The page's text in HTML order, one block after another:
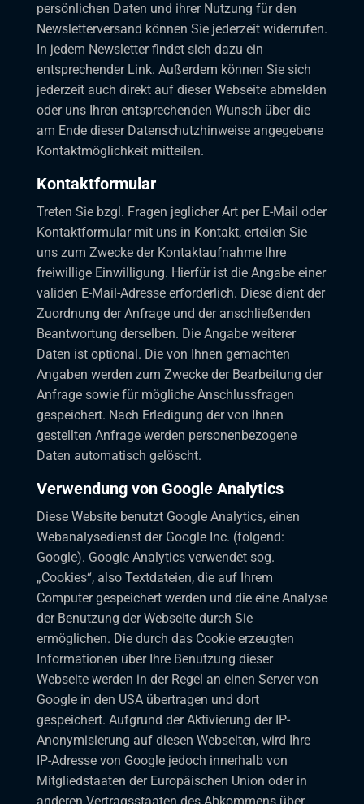
persönlichen Daten und ihrer Nutzung für den
Newsletterversand können Sie jederzeit widerrufen.
In jedem Newsletter findet sich dazu ein
entsprechender Link. Außerdem können Sie sich
jederzeit auch direkt auf dieser Webseite abmelden
oder uns Ihren entsprechenden Wunsch über die
am Ende dieser Datenschutzhinweise angegebene
Kontaktmöglichkeit mitteilen.
Kontaktformular
Treten Sie bzgl. Fragen jeglicher Art per E-Mail oder
Kontaktformular mit uns in Kontakt, erteilen Sie
uns zum Zwecke der Kontaktaufnahme Ihre
freiwillige Einwilligung. Hierfür ist die Angabe einer
validen E-Mail-Adresse erforderlich. Diese dient der
Zuordnung der Anfrage und der anschließenden
Beantwortung derselben. Die Angabe weiterer
Daten ist optional. Die von Ihnen gemachten
Angaben werden zum Zwecke der Bearbeitung der
Anfrage sowie für mögliche Anschlussfragen
gespeichert. Nach Erledigung der von Ihnen
gestellten Anfrage werden personenbezogene
Daten automatisch gelöscht.
Verwendung von Google Analytics
Diese Website benutzt Google Analytics, einen
Webanalysedienst der Google Inc. (folgend:
Google). Google Analytics verwendet sog.
„Cookies“, also Textdateien, die auf Ihrem
Computer gespeichert werden und die eine Analyse
der Benutzung der Webseite durch Sie
ermöglichen. Die durch das Cookie erzeugten
Informationen über Ihre Benutzung dieser
Webseite werden in der Regel an einen Server von
Google in den USA übertragen und dort
gespeichert. Aufgrund der Aktivierung der IP-
Anonymisierung auf diesen Webseiten, wird Ihre
IP-Adresse von Google jedoch innerhalb von
Mitgliedstaaten der Europäischen Union oder in